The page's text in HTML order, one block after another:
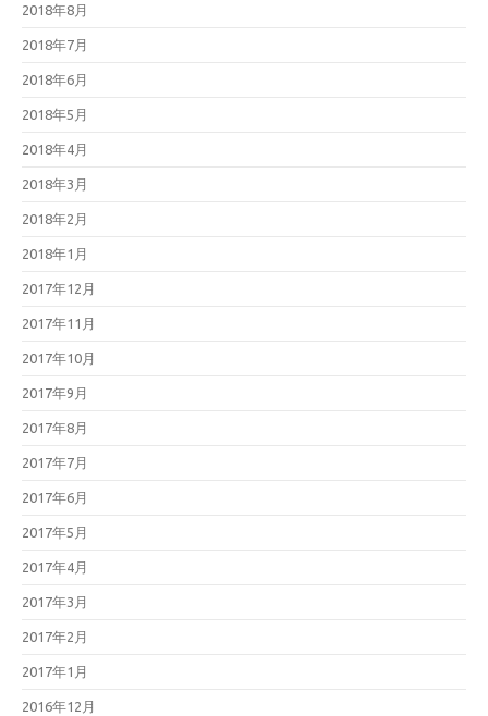
2018年8月
2018年7月
2018年6月
2018年5月
2018年4月
2018年3月
2018年2月
2018年1月
2017年12月
2017年11月
2017年10月
2017年9月
2017年8月
2017年7月
2017年6月
2017年5月
2017年4月
2017年3月
2017年2月
2017年1月
2016年12月